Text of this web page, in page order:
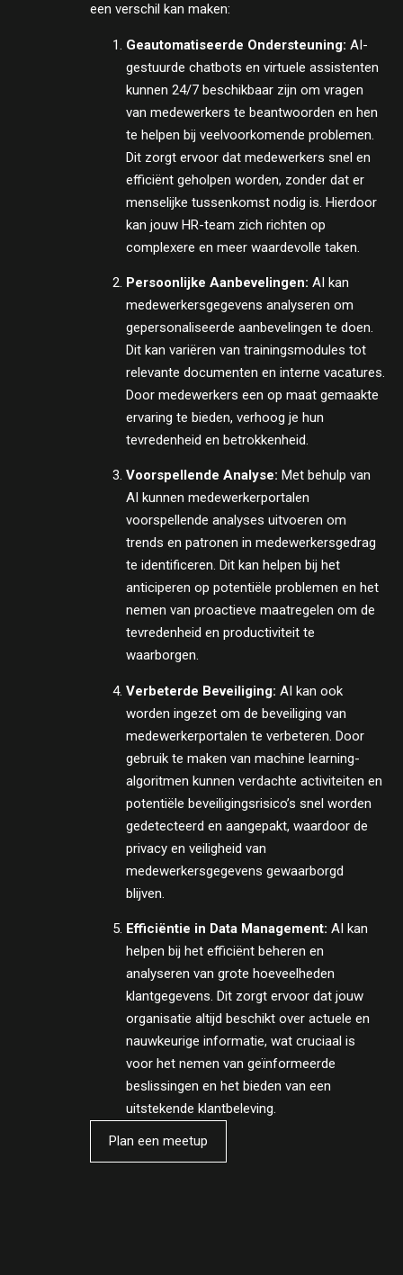
een verschil kan maken:
Geautomatiseerde Ondersteuning: AI-
gestuurde chatbots en virtuele assistenten
kunnen 24/7 beschikbaar zijn om vragen
van medewerkers te beantwoorden en hen
te helpen bij veelvoorkomende problemen.
Dit zorgt ervoor dat medewerkers snel en
efficiënt geholpen worden, zonder dat er
menselijke tussenkomst nodig is. Hierdoor
kan jouw HR-team zich richten op
complexere en meer waardevolle taken.
Persoonlijke Aanbevelingen: AI kan
medewerkersgegevens analyseren om
gepersonaliseerde aanbevelingen te doen.
Dit kan variëren van trainingsmodules tot
relevante documenten en interne vacatures.
Door medewerkers een op maat gemaakte
ervaring te bieden, verhoog je hun
tevredenheid en betrokkenheid.
Voorspellende Analyse: Met behulp van
AI kunnen medewerkerportalen
voorspellende analyses uitvoeren om
trends en patronen in medewerkersgedrag
te identificeren. Dit kan helpen bij het
anticiperen op potentiële problemen en het
nemen van proactieve maatregelen om de
tevredenheid en productiviteit te
waarborgen.
Verbeterde Beveiliging: AI kan ook
worden ingezet om de beveiliging van
medewerkerportalen te verbeteren. Door
gebruik te maken van machine learning-
algoritmen kunnen verdachte activiteiten en
potentiële beveiligingsrisico’s snel worden
gedetecteerd en aangepakt, waardoor de
privacy en veiligheid van
medewerkersgegevens gewaarborgd
blijven.
Efficiëntie in Data Management: AI kan
helpen bij het efficiënt beheren en
analyseren van grote hoeveelheden
klantgegevens. Dit zorgt ervoor dat jouw
organisatie altijd beschikt over actuele en
nauwkeurige informatie, wat cruciaal is
voor het nemen van geïnformeerde
beslissingen en het bieden van een
uitstekende klantbeleving.
Plan een meetup